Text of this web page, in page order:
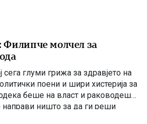
молчел за
сега глуми грижа за здравјето на
поени и шири хистерија за
беше на власт и раководеше
направи ништо за да ги реши
со квалитетот на водата за